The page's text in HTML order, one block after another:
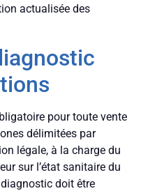
actualisée des
pour toute vente
délimitées par
légale, à la charge du
sur l’état sanitaire du
doit être